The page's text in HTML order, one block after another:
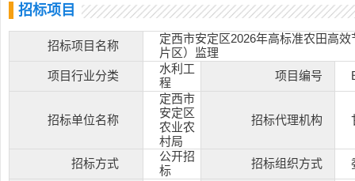
招标项目
招标项目名称
定西市安定区2026年高标准农田高
片区）监理
项目行业分类
水利工
程
项目编号
招标单位名称
定西市
安定区
农业农
村局
招标代理机构
招标方式
公开招
标
招标组织方式